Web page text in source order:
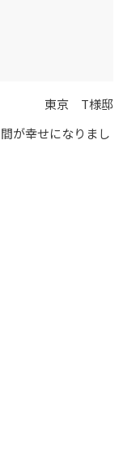
東京 T様邸
が幸せになりまし